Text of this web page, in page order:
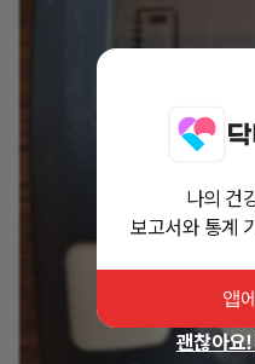
나의 건
보고서와 통계
앱
괜찮아요